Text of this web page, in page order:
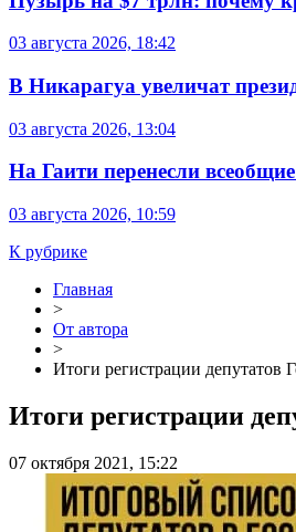
03 августа 2026, 18:42
В Никарагуа увеличат
03 августа 2026, 13:04
На Гаити перенесли
03 августа 2026, 10:59
К рубрике
Главная
>
От автора
>
Итоги регистрации депутатов
Итоги регистрации
07 октября 2021, 15:22